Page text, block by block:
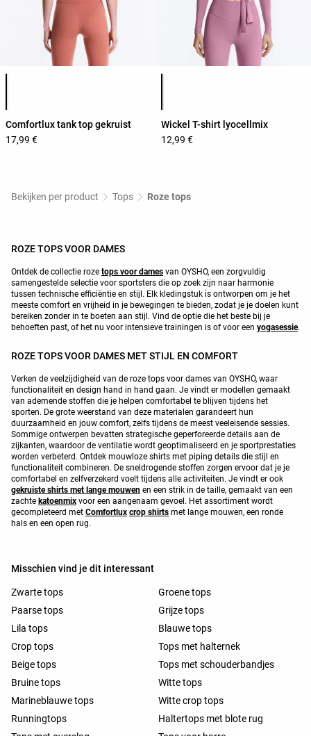
Lijst met productkleuren
Comfortlux tank top gekruist
17,99 €
Lijst met productkleuren
Wickel T-shirt lyocellmix
12,99 €
Bekijken per product Tops Roze tops
ROZE TOPS VOOR DAMES
Ontdek de collectie roze tops voor dames van OYSHO, een zorgvuldig
samengestelde selectie voor sportsters die op zoek zijn naar harmonie
tussen technische efficiëntie en stijl. Elk kledingstuk is ontworpen om je het
meeste comfort en vrijheid in je bewegingen te bieden, zodat je je doelen kunt
bereiken zonder in te boeten aan stijl. Vind de optie die het beste bij je
behoeften past, of het nu voor intensieve trainingen is of voor een yogasessie.
ROZE TOPS VOOR DAMES MET STIJL EN COMFORT
Verken de veelzijdigheid van de roze tops voor dames van OYSHO, waar
functionaliteit en design hand in hand gaan. Je vindt er modellen gemaakt
van ademende stoffen die je helpen comfortabel te blijven tijdens het
sporten. De grote weerstand van deze materialen garandeert hun
duurzaamheid en jouw comfort, zelfs tijdens de meest veeleisende sessies.
Sommige ontwerpen bevatten strategische geperforeerde details aan de
zijkanten, waardoor de ventilatie wordt geoptimaliseerd en je sportprestaties
worden verbeterd. Ontdek mouwloze shirts met piping details die stijl en
functionaliteit combineren. De sneldrogende stoffen zorgen ervoor dat je je
comfortabel en zelfverzekerd voelt tijdens alle activiteiten. Je vindt er ook
gekruiste shirts met lange mouwen en een strik in de taille, gemaakt van een
zachte katoenmix voor een aangenaam gevoel. Het assortiment wordt
gecompleteerd met Comfortlux crop shirts met lange mouwen, een ronde
hals en een open rug.
Misschien vind je dit interessant
Zwarte tops
Groene tops
Paarse tops
Grijze tops
Lila tops
Blauwe tops
Crop tops
Tops met halternek
Beige tops
Tops met schouderbandjes
Bruine tops
Witte tops
Marineblauwe tops
Witte crop tops
Runningtops
Haltertops met blote rug